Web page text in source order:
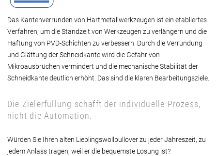
Das Kantenverrunden von Hartmetallwerkzeugen ist ein etabliertes
Verfahren, um die Standzeit von Werkzeugen zu verlängern und die
Haftung von PVD-Schichten zu verbessern. Durch die Verrundung
und Glättung der Schneidkante wird die Gefahr von
Mikroausbrüchen vermindert und die mechanische Stabilität der
Schneidkante deutlich erhöht. Das sind die klaren Bearbeitungsziele.
Die Zielerfüllung schafft der individuelle Prozess,
nicht die Automation.
Würden Sie Ihren alten Lieblingswollpullover zu jeder Jahreszeit, zu
jedem Anlass tragen, weil er die bequemste Lösung ist?